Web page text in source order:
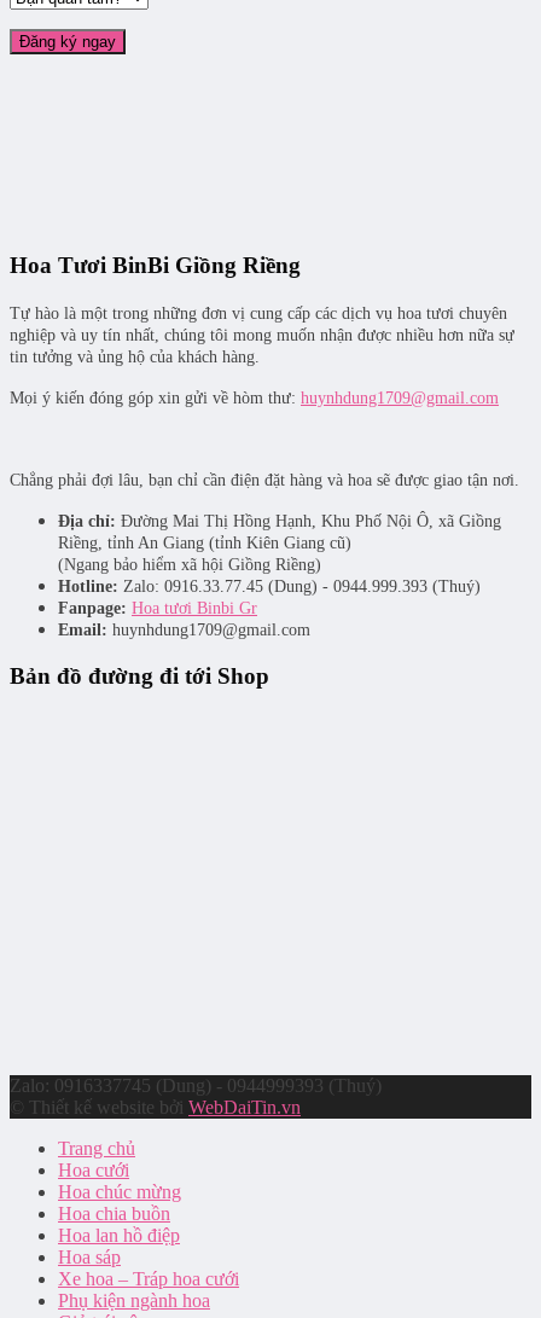
Hoa Tươi BinBi Giồng Riềng
Tự hào là một trong những đơn vị cung cấp các dịch vụ hoa tươi chuyên
nghiệp và uy tín nhất, chúng tôi mong muốn nhận được nhiều hơn nữa sự
tin tưởng và ủng hộ của khách hàng.
Mọi ý kiến đóng góp xin gửi về hòm thư: huynhdung1709@gmail.com
Chẳng phải đợi lâu, bạn chỉ cần điện đặt hàng và hoa sẽ được giao tận nơi.
Địa chỉ: Đường Mai Thị Hồng Hạnh, Khu Phố Nội Ô, xã Giồng
Riềng, tỉnh An Giang (tỉnh Kiên Giang cũ)
(Ngang bảo hiểm xã hội Giồng Riềng)
Hotline: Zalo: 0916.33.77.45 (Dung) - 0944.999.393 (Thuý)
Fanpage: Hoa tươi Binbi Gr
Email: huynhdung1709@gmail.com
Bản đồ đường đi tới Shop
Zalo: 0916337745 (Dung) - 0944999393 (Thuý)
© Thiết kế website bởi WebDaiTin.vn
Trang chủ
Hoa cưới
Hoa chúc mừng
Hoa chia buồn
Hoa lan hồ điệp
Hoa sáp
Xe hoa – Tráp hoa cưới
Phụ kiện ngành hoa